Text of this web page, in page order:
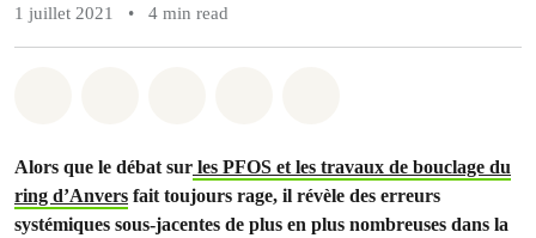
1 juillet 2021
• 4 min read
Alors que le débat sur les PFOS et les travaux de bouclage du
ring d’Anvers fait toujours rage, il révèle des erreurs
systémiques sous-jacentes de plus en plus nombreuses dans la